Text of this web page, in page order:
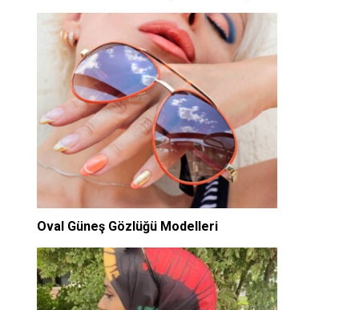
Oval Güneş Gözlüğü Modelleri